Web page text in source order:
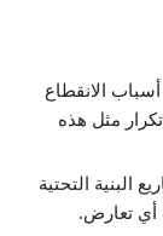
الانقطاع
مثل هذه
البنية التحتية
أي تعارض.